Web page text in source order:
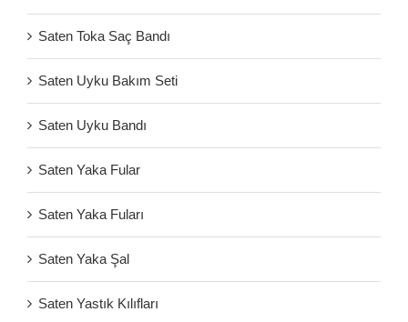
Saten Toka Saç Bandı
Saten Uyku Bakım Seti
Saten Uyku Bandı
Saten Yaka Fular
Saten Yaka Fuları
Saten Yaka Şal
Saten Yastık Kılıfları